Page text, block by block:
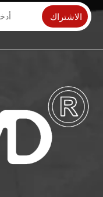
الاشتراك